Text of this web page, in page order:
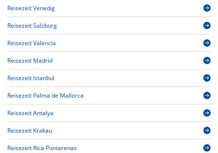
Reisezeit Venedig
Reisezeit Salzburg
Reisezeit Valencia
Reisezeit Madrid
Reisezeit Istanbul
Reisezeit Palma de Mallorca
Reisezeit Antalya
Reisezeit Krakau
Reisezeit Rica Puntarenas